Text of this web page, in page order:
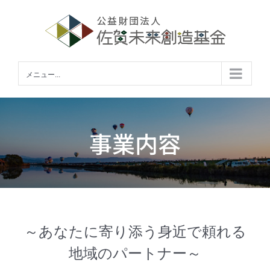
メニュー...
事業内容
～あなたに寄り添う身近で頼れる
地域のパートナー～